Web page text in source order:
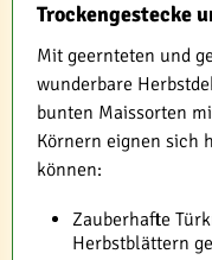
Trockengestecke
Mit geernteten und
wunderbare
bunten Maissorten
Körnern eignen sich
können:
Zauberhafte
Herbstblättern